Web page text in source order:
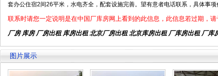
套办公住宿2间26平米，水电齐全，配套设施完善。望有意者电话联系，具体事
联系时请您一定说明是在中国厂库房网上看到的此信息，此信息若过期，
厂房 库房 厂房出租 库房出租 北京厂房出租 北京库房出租 厂库房出租 厂库
图片展示